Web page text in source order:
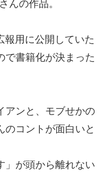
んの作品。
報用に公開していた
で書籍化が決まった
アンと、モブせかの
のコントが面白いと
」が頭から離れない